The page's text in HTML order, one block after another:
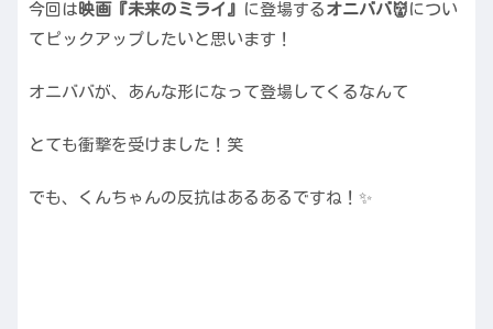
今回は映画『未来のミライ』 に登場する オニババ👹 につい
てピックアップしたいと思います！
オニババが、あんな形になって登場してくるなんて
とても衝撃を受けました！笑
でも、くんちゃんの反抗はあるあるですね！✨